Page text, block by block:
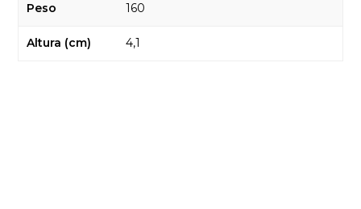
Peso 160
Altura (cm) 4,1